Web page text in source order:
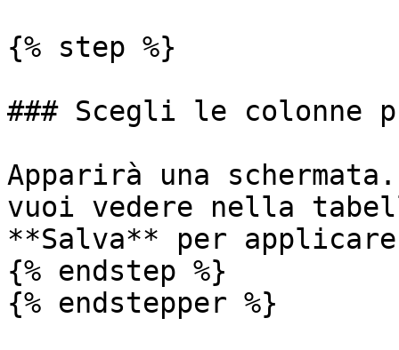
{% step %}
### Scegli le colonne
Apparirà una
vuoi vedere nella
**Salva** per
{% endstep %}
{% endstepper %}